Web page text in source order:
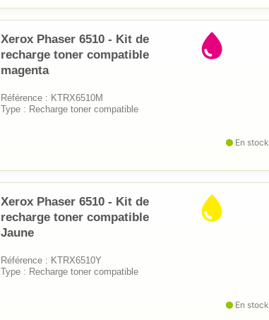
Xerox Phaser 6510 - Kit de
recharge toner compatible
magenta
Référence : KTRX6510M
Type : Recharge toner compatible
En stock
Xerox Phaser 6510 - Kit de
recharge toner compatible
Jaune
Référence : KTRX6510Y
Type : Recharge toner compatible
En stock